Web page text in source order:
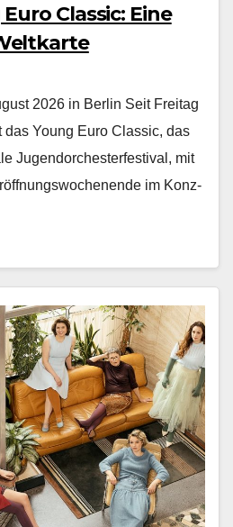
Classic: Eine
2026 in Berlin Seit Fre­itag
das Young Euro Clas­sic, das
Ju­gendorchesterfestival, mit
im Konz­